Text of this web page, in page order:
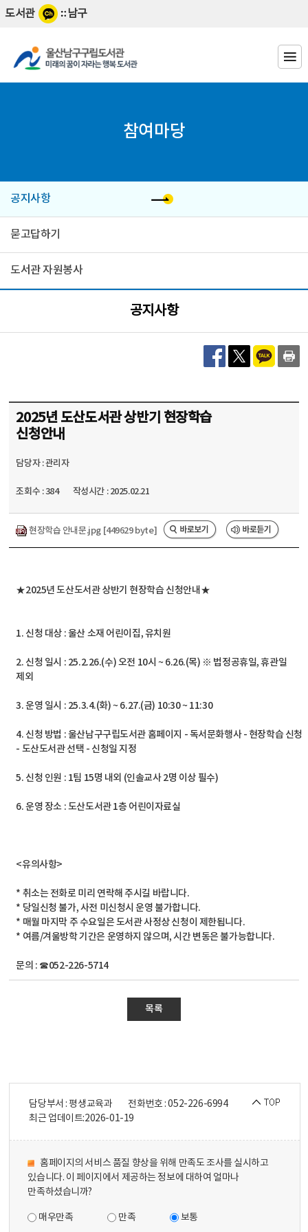
로
로
도서관 남구
참여마당
공지사항
묻고답하기
도서관 자원봉사
공지사항
2025년 도산도서관 상반기 현장학습
신청안내
담당자 : 관리자
조회수 : 384 작성시간 : 2025.02.21
현장학습 안내문.jpg [449629 byte]
★2025년 도산도서관 상반기 현장학습 신청안내★
1. 신청 대상 : 울산 소재 어린이집, 유치원
2. 신청 일시 : 25.2.26.(수) 오전 10시 ~ 6.26.(목) ※ 법정공휴일, 휴관일
제외
3. 운영 일시 : 25.3.4.(화) ~ 6.27.(금) 10:30 ~ 11:30
4. 신청 방법 : 울산남구구립도서관 홈페이지 - 독서문화행사 - 현장학습 신청
- 도산도서관 선택 - 신청일 지정
5. 신청 인원 : 1팀 15명 내외 (인솔교사 2명 이상 필수)
6. 운영 장소 : 도산도서관 1층 어린이자료실
<유의사항>
* 취소는 전화로 미리 연락해 주시길 바랍니다.
* 당일신청 불가, 사전 미신청시 운영 불가합니다.
* 매월 마지막 주 수요일은 도서관 사정상 신청이 제한됩니다.
* 여름/겨울방학 기간은 운영하지 않으며, 시간 변동은 불가능합니다.
문의 : ☎052-226-5714
목록
담당부서 : 평생교육과
전화번호 : 052-226-6994
최근 업데이트:2026-01-19
홈페이지의 서비스 품질 향상을 위해 만족도 조사를 실시하고
있습니다. 이 페이지에서 제공하는 정보에 대하여 얼마나
만족하셨습니까?
매우만족 만족 보통